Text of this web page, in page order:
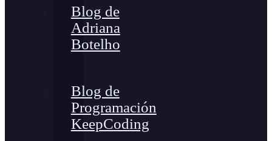
Blog de
Adriana
Botelho
Blog de
Programación
KeepCoding